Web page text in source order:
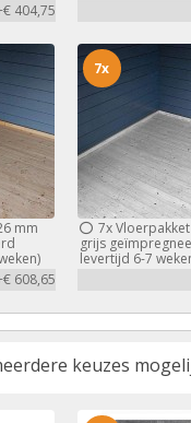
404,75
mm
608,65
7x
grijs
levertijd 6-7
7x
keuzes